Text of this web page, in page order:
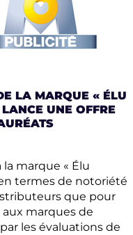
LA MARQUE « ÉLU
UNE OFFRE
la marque « Élu
en termes de notoriété
que pour
marques de
les évaluations de